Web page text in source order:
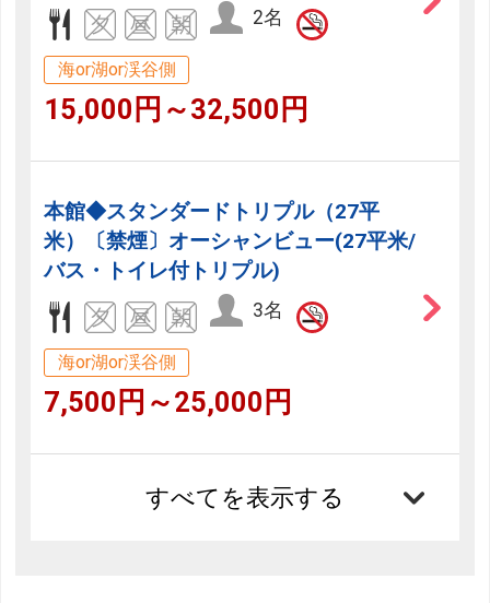
2名
海or湖or渓谷側
15,000円～32,500円
本館◆スタンダードトリプル（27平
米）〔禁煙〕オーシャンビュー(27平米/
バス・トイレ付トリプル)
3名
海or湖or渓谷側
7,500円～25,000円
すべてを表示する